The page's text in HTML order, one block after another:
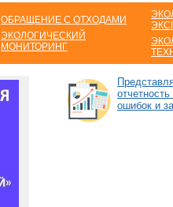
ОБРАЩЕНИЕ С ОТХОДАМИ
ЭКОЛОГИЧЕСКИЙ
МОНИТОРИНГ
отчетность
ошибок и